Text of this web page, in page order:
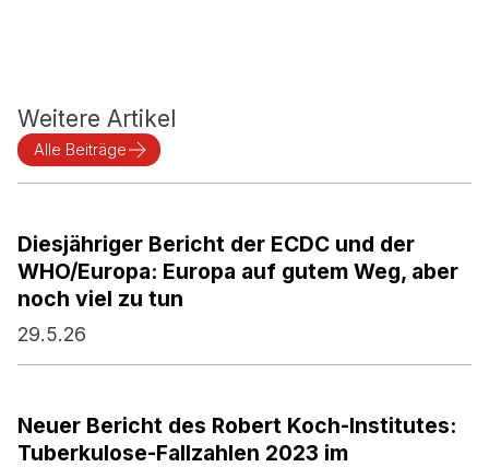
Weitere Artikel
Alle Beiträge
Diesjähriger Bericht der ECDC und der
WHO/Europa: Europa auf gutem Weg, aber
noch viel zu tun
29.5.26
Neuer Bericht des Robert Koch-Institutes:
Tuberkulose-Fallzahlen 2023 im